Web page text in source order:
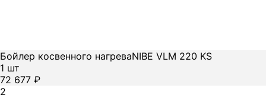
Бойлер косвенного нагреваNIBE VLM 220 KS
1 шт
72 677 ₽
2